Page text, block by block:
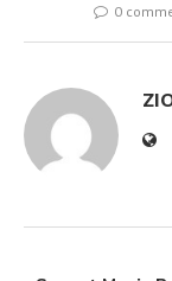
0